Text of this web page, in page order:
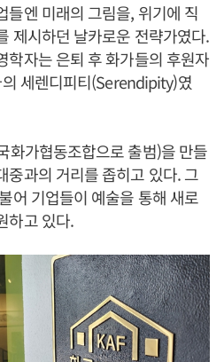
들엔 미래의 그림을, 위기에 직
제시하던 날카로운 전략가였다.
학자는 은퇴 후 화가들의 후원자
세렌디피티(Serendipity)였
화가협동조합으로 출범)을 만들
중과의 거리를 좁히고 있다. 그
어 기업들이 예술을 통해 새로
하고 있다.